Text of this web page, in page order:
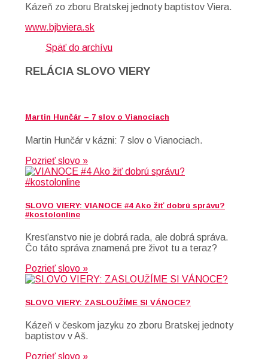
Kázeň zo zboru Bratskej jednoty baptistov Viera.
www.bjbviera.sk
Späť do archívu
RELÁCIA SLOVO VIERY
Martin Hunčár – 7 slov o Vianociach
Martin Hunčár v kázni: 7 slov o Vianociach.
Pozrieť slovo »
SLOVO VIERY: VIANOCE #4 Ako žiť dobrú správu?
#kostolonline
Kresťanstvo nie je dobrá rada, ale dobrá správa.
Čo táto správa znamená pre život tu a teraz?
Pozrieť slovo »
SLOVO VIERY: ZASLOUŽÍME SI VÁNOCE?
Kázeň v českom jazyku zo zboru Bratskej jednoty
baptistov v Aš.
Pozrieť slovo »